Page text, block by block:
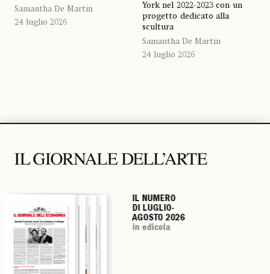
Samantha De Martin
24 luglio 2026
York nel 2022-2023 con un
progetto dedicato alla
scultura
Samantha De Martin
24 luglio 2026
IL NUMERO
DI LUGLIO-
AGOSTO 2026
in edicola
IL NUMERO
DI LUGLIO-
AGOSTO 2026
in edicola
IL NUMERO
DI LUGLIO-
AGOSTO 2026
in edicola
IL NUMERO
DI LUGLIO-
AGOSTO 2026
in edicola